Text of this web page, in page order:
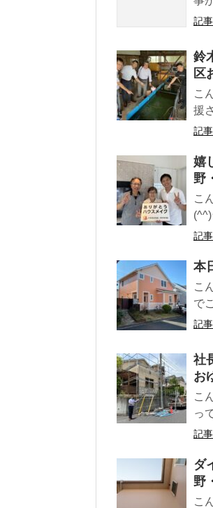
記
鈴
区
こ
援
記
嬉
野
こ
記
本
こ
で
記
社
お
こ
っ
記
ダ
野
こ